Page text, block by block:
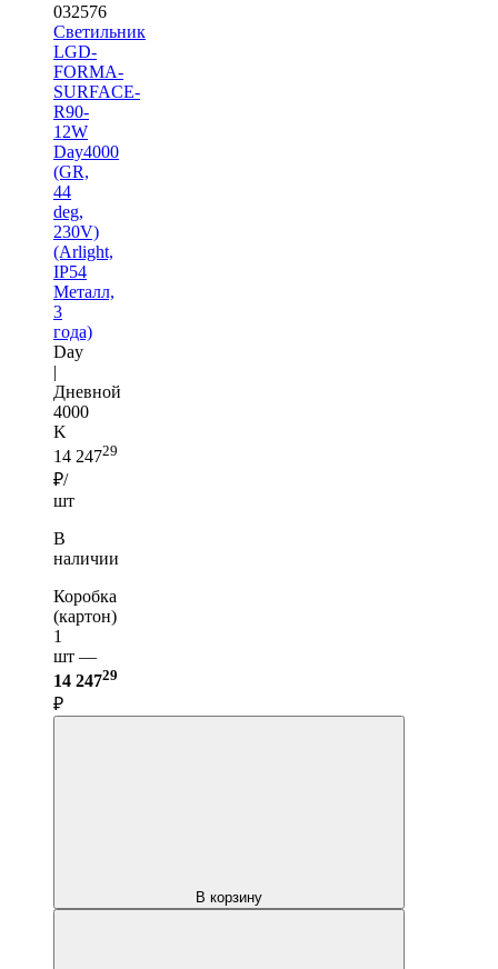
032576
Светильник
LGD-
FORMA-
SURFACE-
R90-
12W
Day4000
(GR,
44
deg,
230V)
(Arlight,
IP54
Металл,
3
года)
Day
|
Дневной
4000
K
14 24729
₽/
шт
В
наличии
Коробка
(картон)
1
шт —
14 24729
₽
В корзину